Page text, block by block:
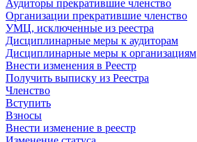
Аудиторы прекратившие членство
Организации прекратившие членство
УМЦ, исключенные из реестра
Дисциплинарные меры к аудиторам
Дисциплинарные меры к организациям
Внести изменения в Реестр
Получить выписку из Реестра
Членство
Вступить
Взносы
Внести изменение в реестр